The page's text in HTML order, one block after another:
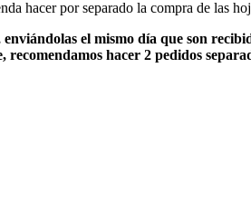
hacer por separado la compra de las
el mismo día que son
hacer 2 pedidos